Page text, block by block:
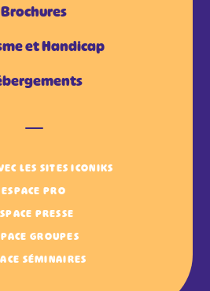
Brochures
et Handicap
LES SITES ICONIKS
ESPACE PRO
PRESSE
GROUPES
SÉMINAIRES